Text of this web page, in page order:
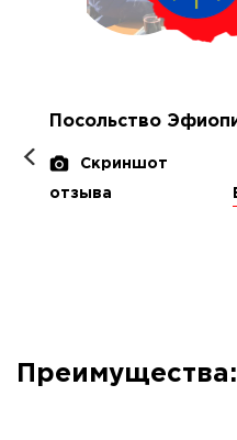
Посольство
Скриншот
отзыва
Преимущества: